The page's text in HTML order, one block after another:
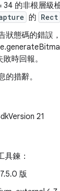
34 的非根層級
的 Rect
狀態碼的錯誤
時回報。
的措辭。
21
具鍊：
版